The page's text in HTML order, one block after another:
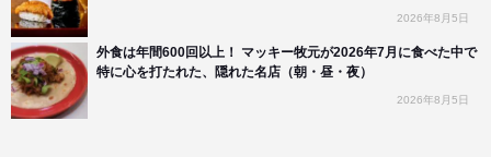
2026年8月5日
外食は年間600回以上！ マッキー牧元が2026年7月に食べた中で
特に心を打たれた、隠れた名店（朝・昼・夜）
2026年8月5日